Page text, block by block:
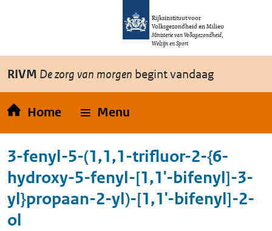
Overslaan en naar de inhoud gaan
Rijksinstituut voor
Volksgezondheid en Milieu
Ministerie van Volksgezondheid,
Welzijn en Sport
RIVM De zorg van morgen begint vandaag
Home Menu
3-fenyl-5-(1,1,1-trifluor-2-{6-
hydroxy-5-fenyl-[1,1'-bifenyl]-3-
yl}propaan-2-yl)-[1,1'-bifenyl]-2-
ol